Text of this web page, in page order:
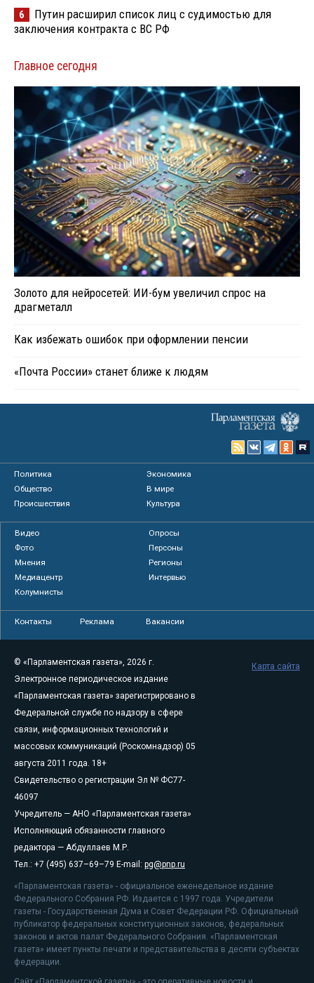
6
Путин расширил список лиц с судимостью для
заключения контракта с ВС РФ
Главное сегодня
Золото для нейросетей: ИИ-бум увеличил спрос на
драгметалл
Как избежать ошибок при оформлении пенсии
«Почта России» станет ближе к людям
Политика
Экономика
Общество
В мире
Происшествия
Культура
Видео
Опросы
Фото
Персоны
Мнения
Регионы
Медиацентр
Интервью
Колумнисты
Контакты Реклама Вакансии
© «Парламентская газета», 2026 г.
Электронное периодическое издание
«Парламентская газета» зарегистрировано в
Федеральной службе по надзору в сфере
связи, информационных технологий и
массовых коммуникаций (Роскомнадзор) 05
августа 2011 года. 18+
Свидетельство о регистрации Эл № ФС77-
46097
Учредитель — АНО «Парламентская газета»
Исполняющий обязанности главного
редактора — Абдуллаев М.Р.
Тел.: +7 (495) 637–69–79 E-mail: pg@pnp.ru
«Парламентская газета» - официальное еженедельное издание
Федерального Собрания РФ. Издается с 1997 года. Учредители
газеты - Государственная Дума и Совет Федерации РФ. Официальный
публикатор федеральных конституционных законов, федеральных
законов и актов палат Федерального Собрания. «Парламентская
газета» имеет пункты печати и представительства в десяти субъектах
федерации.
Карта сайта